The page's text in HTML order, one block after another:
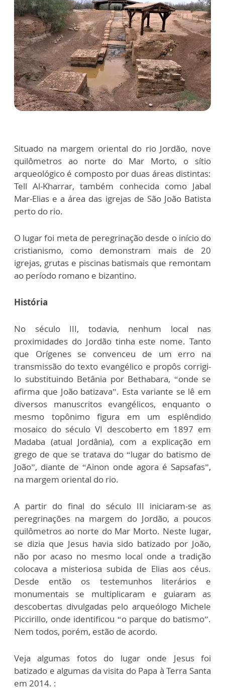
Situado na margem oriental do rio Jordão, nove
quilômetros ao norte do Mar Morto, o sítio
arqueológico é composto por duas áreas distintas:
Tell Al-Kharrar, também conhecida como Jabal
Mar-Elias e a área das igrejas de São João Batista
perto do rio.
O lugar foi meta de peregrinação desde o início do
cristianismo, como demonstram mais de 20
igrejas, grutas e piscinas batismais que remontam
ao período romano e bizantino.
História
No século III, todavia, nenhum local nas
proximidades do Jordão tinha este nome. Tanto
que Orígenes se convenceu de um erro na
transmissão do texto evangélico e propôs corrigi-
lo substituindo Betânia por Bethabara, “onde se
afirma que João batizava”. Esta variante se lê em
diversos manuscritos evangélicos, enquanto o
mesmo topônimo figura em um esplêndido
mosaico do século VI descoberto em 1897 em
Madaba (atual Jordânia), com a explicação em
grego de que se tratava do “lugar do batismo de
João”, diante de “Ainon onde agora é Sapsafas”,
na margem oriental do rio.
A partir do final do século III iniciaram-se as
peregrinações na margem do Jordão, a poucos
quilômetros ao norte do Mar Morto. Neste lugar,
se dizia que Jesus havia sido batizado por João,
não por acaso no mesmo local onde a tradição
colocava a misteriosa subida de Elias aos céus.
Desde então os testemunhos literários e
monumentais se multiplicaram e guiaram as
descobertas divulgadas pelo arqueólogo Michele
Piccirillo, onde identificou “o parque do batismo”.
Nem todos, porém, estão de acordo.
Veja algumas fotos do lugar onde Jesus foi
batizado e algumas da visita do Papa à Terra Santa
em 2014. :